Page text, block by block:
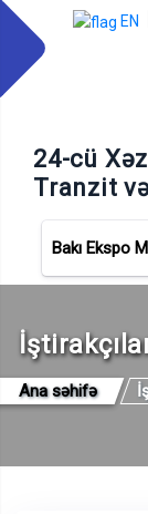
EN
24-cü
Tranzit
Bakı Ekspo
Ana səhifə